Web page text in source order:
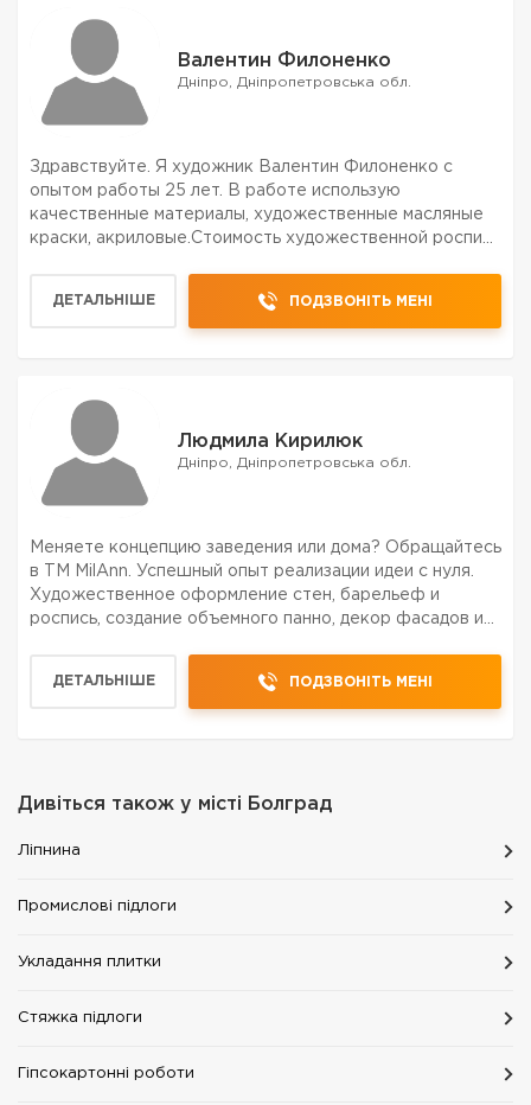
Валентин Филоненко
Дніпро, Дніпропетровська обл.
Здравствуйте. Я художник Валентин Филоненко с
опытом работы 25 лет. В работе использую
качественные материалы, художественные масляные
краски, акриловые.Стоимость художественной росписи
росписывать. Помогу с выбо...
ДЕТАЛЬНІШЕ ПОДЗВОНІТЬ МЕНІ
Людмила Кирилюк
Дніпро, Дніпропетровська обл.
Меняете концепцию заведения или дома? Обращайтесь
в ТМ MilAnn. Успешный опыт реализации идеи с нуля.
Художественное оформление стен, барельеф и
роспись, создание объемного панно, декор фасадов и
стен...
ДЕТАЛЬНІШЕ ПОДЗВОНІТЬ МЕНІ
Дивіться також у місті Болград
Ліпнина
Промислові підлоги
Укладання плитки
Стяжка підлоги
Гіпсокартонні роботи